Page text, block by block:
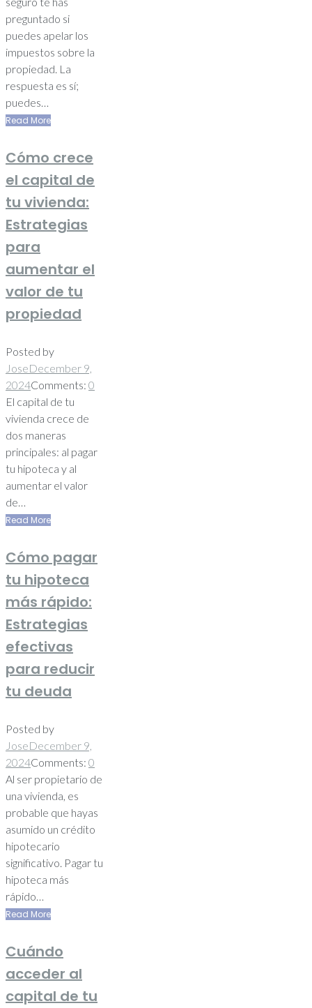
preguntado si
puedes apelar los
impuestos sobre la
propiedad. La
respuesta es sí;
puedes…
Read More
Cómo crece
el capital de
tu vivienda:
Estrategias
para
aumentar el
valor de tu
propiedad
Posted by
JoseDecember 9,
2024Comments: 0
El capital de tu
vivienda crece de
dos maneras
principales: al pagar
tu hipoteca y al
aumentar el valor
de…
Read More
Cómo pagar
tu hipoteca
más rápido:
Estrategias
efectivas
para reducir
tu deuda
Posted by
JoseDecember 9,
2024Comments: 0
Al ser propietario de
una vivienda, es
probable que hayas
asumido un crédito
hipotecario
significativo. Pagar tu
hipoteca más
rápido…
Read More
Cuándo
acceder al
capital de tu